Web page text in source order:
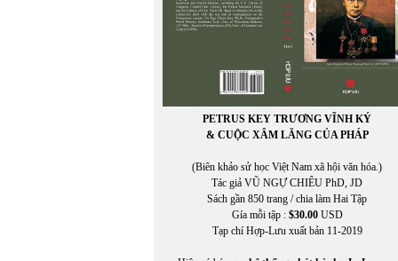
THẬN NHIÊN
THANH TRÚC
THẢO HOÀN
THẾ PHONG
Thể Thao & Văn Hóa
THẾ UYÊN
THU HƯƠNG
PETRUS KEY TRƯƠNG VĨNH KÝ
& CUỘC XÂM LĂNG CỦA PHÁP
(Biên khảo sử học Việt Nam xã hội văn hóa.)
Tác giả VŨ NGỰ CHIÊU PhD, JD
Sách gần 850 trang / chia làm Hai Tập
Gía mỗi tập : $30.00USD
Tạp chí Hợp-Lưu xuất bản 11-2019